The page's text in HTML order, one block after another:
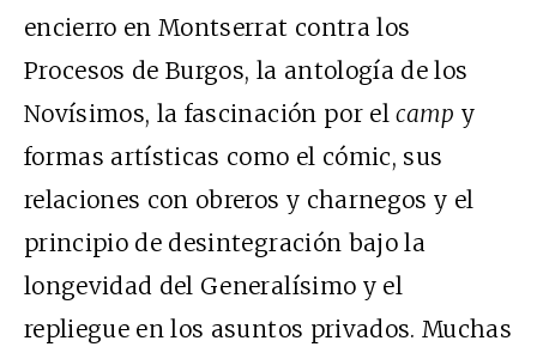
encierro en Montserrat contra los
Procesos de Burgos, la antología de los
Novísimos, la fascinación por elcamp y
formas artísticas como el cómic, sus
relaciones con obreros y charnegos y el
principio de desintegración bajo la
longevidad del Generalísimo y el
repliegue en los asuntos privados. Muchas